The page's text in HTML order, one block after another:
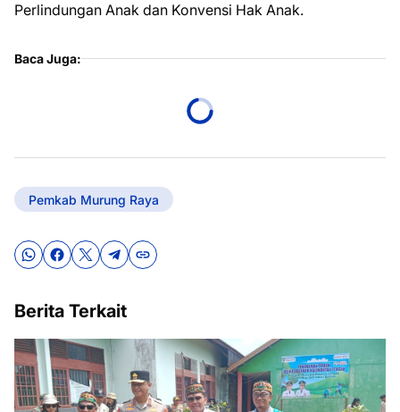
Perlindungan Anak dan Konvensi Hak Anak.
Baca Juga:
Pemkab Murung Raya
Berita Terkait